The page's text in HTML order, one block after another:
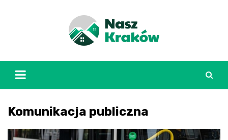
Komunikacja publiczna